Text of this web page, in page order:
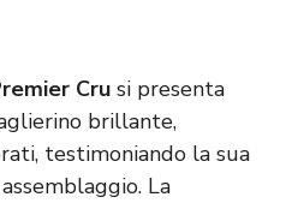
Cru si presenta
brillante,
testimoniando la sua
La